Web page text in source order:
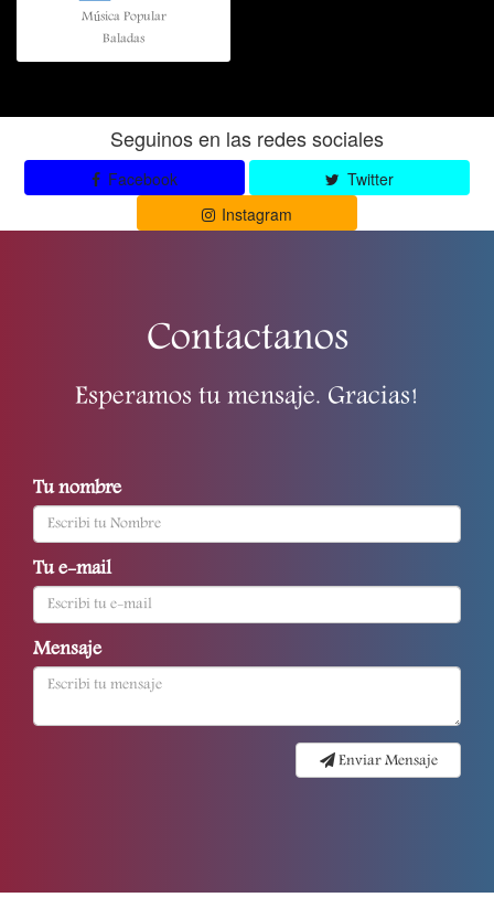
Música Popular
Baladas
Seguinos en las redes sociales
Facebook
Twitter
Instagram
Contactanos
Esperamos tu mensaje. Gracias!
Tu nombre
Tu e-mail
Mensaje
Enviar Mensaje